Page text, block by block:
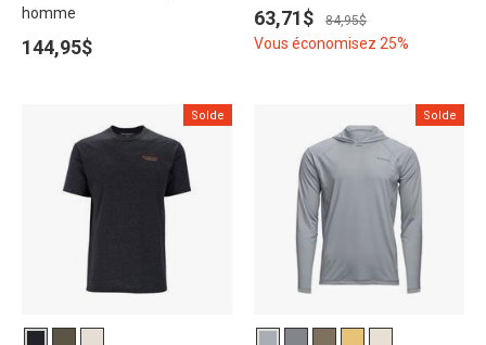
homme
144,95$
63,71$ 84,95$
Vous économisez 25%
Solde Solde